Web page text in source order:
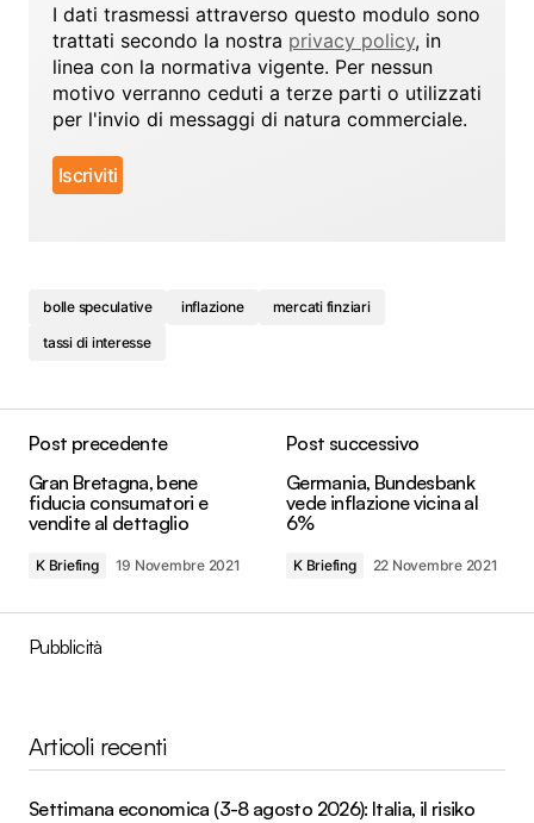
I dati trasmessi attraverso questo modulo sono
trattati secondo la nostra privacy policy, in
linea con la normativa vigente. Per nessun
motivo verranno ceduti a terze parti o utilizzati
per l'invio di messaggi di natura commerciale.
bolle speculative inflazione
mercati finziari
tassi di interesse
Post precedente
Gran Bretagna, bene
fiducia consumatori e
vendite al dettaglio
K Briefing 19 Novembre 2021
Post successivo
Germania, Bundesbank
vede inflazione vicina al
6%
K Briefing 22 Novembre 2021
Pubblicità
Articoli recenti
Settimana economica (3-8 agosto 2026): Italia, il risiko